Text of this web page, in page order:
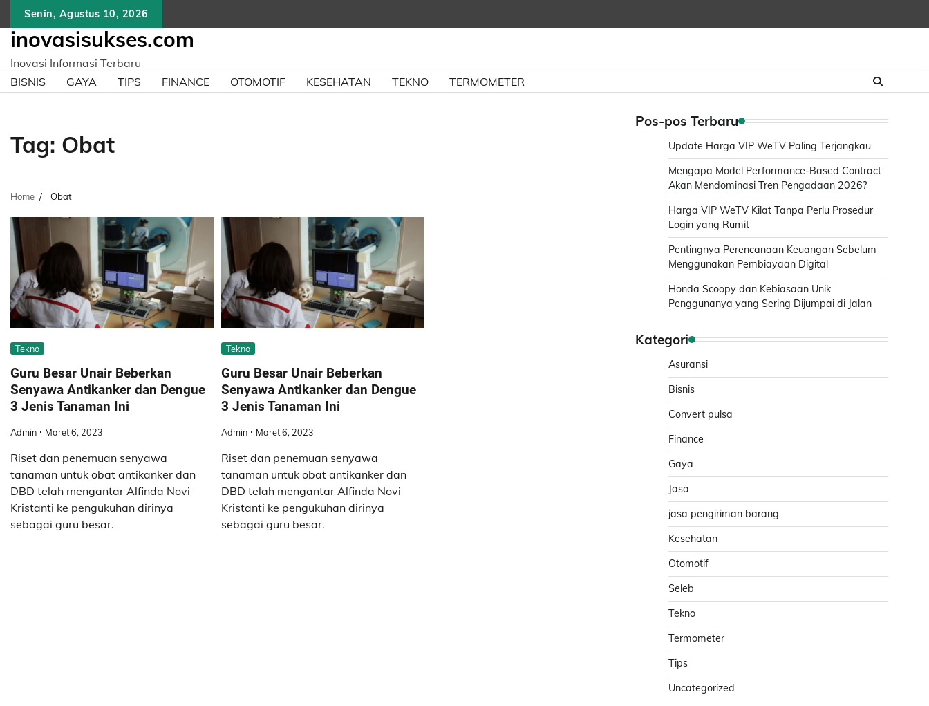
content
Senin, Agustus 10, 2026
inovasisukses.com
Inovasi Informasi Terbaru
BISNIS
GAYA TIPS FINANCE OTOMOTIF KESEHATAN TEKNO TERMOMETER
Tag: Obat
Home Obat
Tekno
Guru Besar Unair Beberkan
Senyawa Antikanker dan Dengue
3 Jenis Tanaman Ini
Admin Maret 6, 2023
Riset dan penemuan senyawa
tanaman untuk obat antikanker dan
DBD telah mengantar Alfinda Novi
Kristanti ke pengukuhan dirinya
sebagai guru besar.
Tekno
Guru Besar Unair Beberkan
Senyawa Antikanker dan Dengue
3 Jenis Tanaman Ini
Admin Maret 6, 2023
Riset dan penemuan senyawa
tanaman untuk obat antikanker dan
DBD telah mengantar Alfinda Novi
Kristanti ke pengukuhan dirinya
sebagai guru besar.
Pos-pos Terbaru
Update Harga VIP WeTV Paling Terjangkau
Mengapa Model Performance-Based Contract
Akan Mendominasi Tren Pengadaan 2026?
Harga VIP WeTV Kilat Tanpa Perlu Prosedur
Login yang Rumit
Pentingnya Perencanaan Keuangan Sebelum
Menggunakan Pembiayaan Digital
Honda Scoopy dan Kebiasaan Unik
Penggunanya yang Sering Dijumpai di Jalan
Kategori
Asuransi
Bisnis
Convert pulsa
Finance
Gaya
Jasa
jasa pengiriman barang
Kesehatan
Otomotif
Seleb
Tekno
Termometer
Tips
Uncategorized